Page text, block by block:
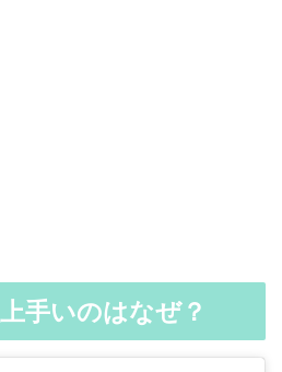
手いのはなぜ？